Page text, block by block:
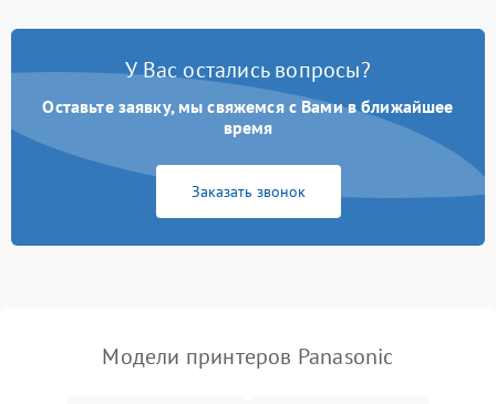
У Вас остались вопросы?
Оставьте заявку, мы свяжемся с Вами в ближайшее
время
Заказать звонок
Модели принтеров Panasonic